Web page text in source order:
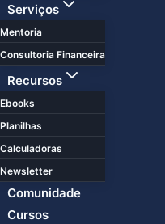
Serviços
Mentoria
Consultoria Financeira
Recursos
Ebooks
Planilhas
Calculadoras
Newsletter
Comunidade
Cursos